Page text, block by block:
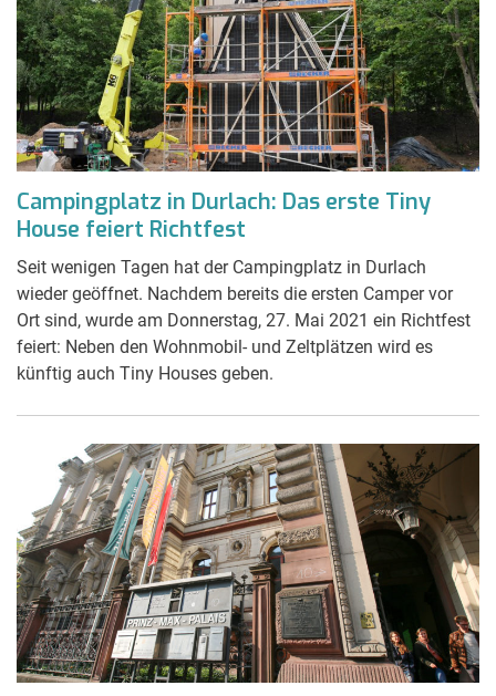
Campingplatz in Durlach: Das erste Tiny
House feiert Richtfest
Seit wenigen Tagen hat der Campingplatz in Durlach
wieder geöffnet. Nachdem bereits die ersten Camper vor
Ort sind, wurde am Donnerstag, 27. Mai 2021 ein Richtfest
feiert: Neben den Wohnmobil- und Zeltplätzen wird es
künftig auch Tiny Houses geben.